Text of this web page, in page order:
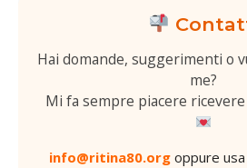
Hai domande, suggerimenti o
me?
Mi fa sempre piacere
info@ritina80.org oppure usa